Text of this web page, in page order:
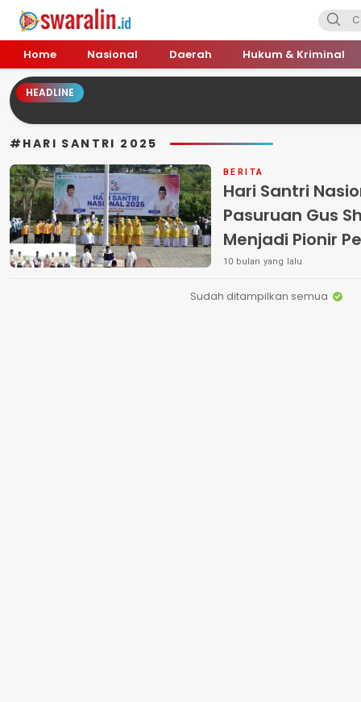
Swara Lin
Independent, Tajam & Profesional
Home Nasional Daerah Hukum & Kriminal
HEADLINE
#HARI SANTRI 2025
BERITA
Hari Santri
Pasuruan Gus
Menjadi Pionir
10 bulan yang lalu
Sudah ditampilkan semua